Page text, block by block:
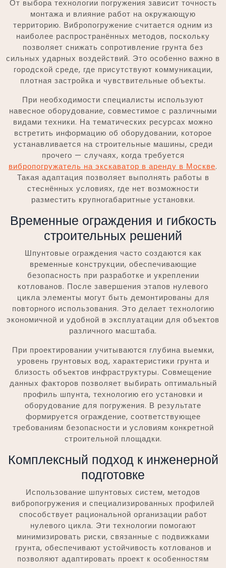
От выбора технологии погружения зависит точность
монтажа и влияние работ на окружающую
территорию. Вибропогружение считается одним из
наиболее распространённых методов, поскольку
позволяет снижать сопротивление грунта без
сильных ударных воздействий. Это особенно важно в
городской среде, где присутствуют коммуникации,
плотная застройка и чувствительные объекты.
При необходимости специалисты используют
навесное оборудование, совместимое с различными
видами техники. На тематических ресурсах можно
встретить информацию об оборудовании, которое
устанавливается на строительные машины, среди
прочего — случаях, когда требуется
вибропогружатель на экскаватор в аренду в Москве.
Такая адаптация позволяет выполнять работы в
стеснённых условиях, где нет возможности
разместить крупногабаритные установки.
Временные ограждения и гибкость
строительных решений
Шпунтовые ограждения часто создаются как
временные конструкции, обеспечивающие
безопасность при разработке и укреплении
котлованов. После завершения этапов нулевого
цикла элементы могут быть демонтированы для
повторного использования. Это делает технологию
экономичной и удобной в эксплуатации для объектов
различного масштаба.
При проектировании учитываются глубина выемки,
уровень грунтовых вод, характеристики грунта и
близость объектов инфраструктуры. Совмещение
данных факторов позволяет выбирать оптимальный
профиль шпунта, технологию его установки и
оборудование для погружения. В результате
формируется ограждение, соответствующее
требованиям безопасности и условиям конкретной
строительной площадки.
Комплексный подход к инженерной
подготовке
Использование шпунтовых систем, методов
вибропогружения и специализированных профилей
способствует рациональной организации работ
нулевого цикла. Эти технологии помогают
минимизировать риски, связанные с подвижками
грунта, обеспечивают устойчивость котлованов и
позволяют адаптировать проект к особенностям